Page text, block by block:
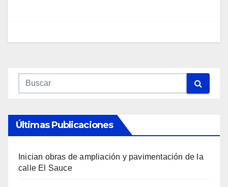
Últimas Publicaciones
Inician obras de ampliación y pavimentación de la
calle El Sauce